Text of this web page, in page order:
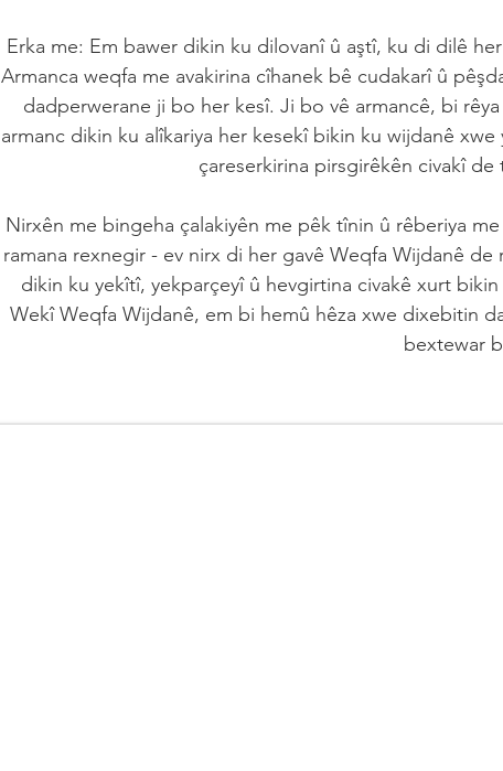
Erka me: Em bawer dikin ku dilovanî û aştî, ku di dilê
Armanca weqfa me avakirina cîhanek bê cudakarî û
dadperwerane ji bo her kesî. Ji bo vê armancê, bi
armanc dikin ku alîkariya her kesekî bikin ku wijdanê
çareserkirina pirsgirêkên civakî
Nirxên me bingeha çalakiyên me pêk tînin û rêberiya
ramana rexnegir - ev nirx di her gavê Weqfa Wijdanê
dikin ku yekîtî, yekparçeyî û hevgirtina civakê xurt
Wekî Weqfa Wijdanê, em bi hemû hêza xwe dixebitin
bextewar